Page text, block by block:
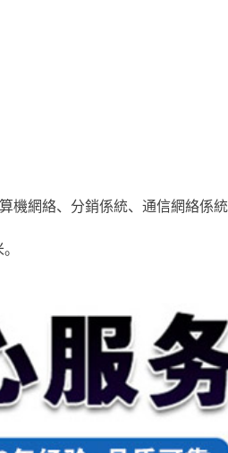
機網絡、分銷係統、通信網絡係